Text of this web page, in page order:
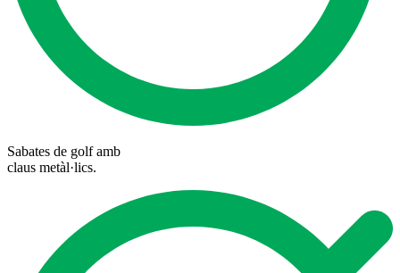
Sabates de golf amb
claus metàl·lics.